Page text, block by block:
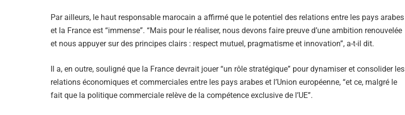
Par ailleurs, le haut responsable marocain a affirmé que le potentiel des relations entre les pays arabes
et la France est “immense”. “Mais pour le réaliser, nous devons faire preuve d’une ambition renouvelée
et nous appuyer sur des principes clairs : respect mutuel, pragmatisme et innovation”, a-t-il dit.
Il a, en outre, souligné que la France devrait jouer “un rôle stratégique” pour dynamiser et consolider les
relations économiques et commerciales entre les pays arabes et l’Union européenne, “et ce, malgré le
fait que la politique commerciale relève de la compétence exclusive de l’UE”.